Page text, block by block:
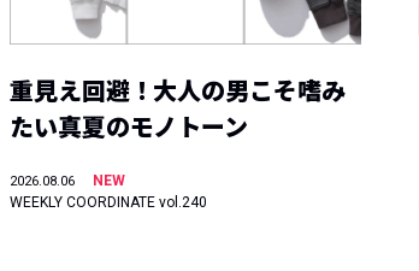
重見え回避！大人の男こそ嗜み
たい真夏のモノトーン
2026.08.06
NEW
WEEKLY COORDINATE vol.240